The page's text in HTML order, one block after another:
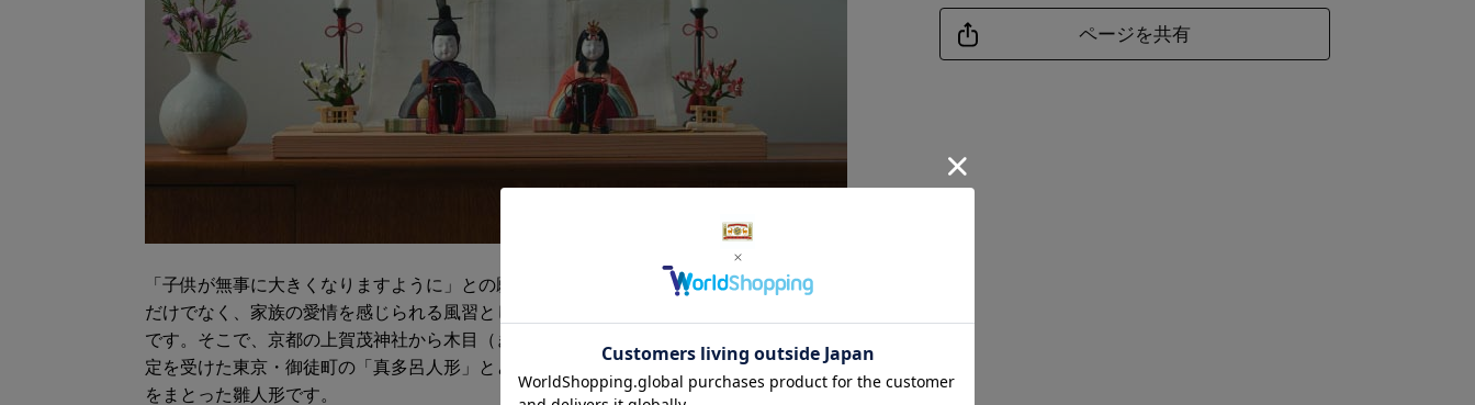
「子供が無事に大きくなりますように」との願いを込めて飾る雛人形。季節の行事として
だけでなく、家族の愛情を感じられる風習としてこれからもつないでいきたい日本の伝統
です。そこで、京都の上賀茂神社から木目（きめ）込み人形の正統伝承者として唯一の認
定を受けた東京・御徒町の「真多呂人形」とともに、伝統を大切にしながらも現代の空気
をまとった雛人形です。
り)
サイズ
ページを共有